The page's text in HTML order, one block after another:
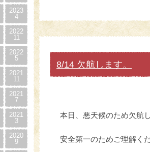
2023
4
2022
11
2022
5
2021
11
2021
7
2021
3
2020
9
8/14 欠航します。
本日、悪天候のため欠航
安全第一のためご理解く